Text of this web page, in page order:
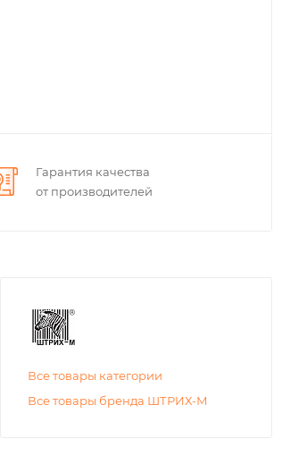
Гарантия качества
от производителей
Все товары категории
Все товары бренда ШТРИХ-М